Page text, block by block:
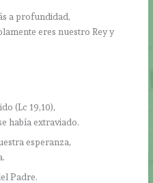
a profundidad,
eres nuestro Rey y
(Lc 19,10),
había extraviado.
esperanza,
Padre.